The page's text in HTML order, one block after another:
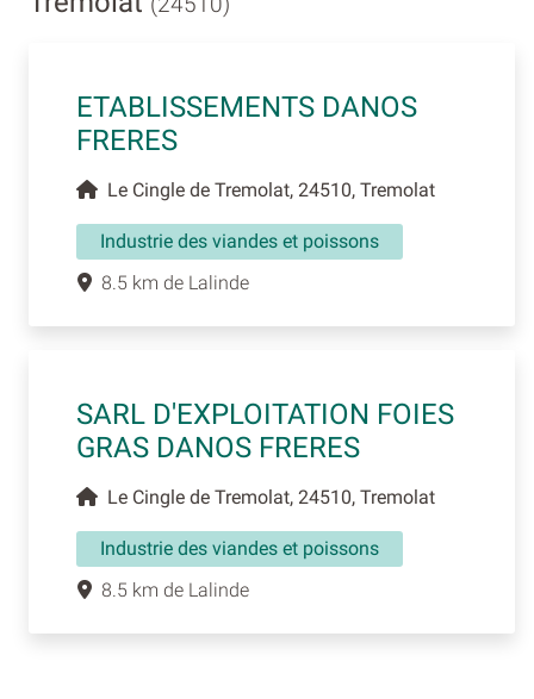
ETABLISSEMENTS DANOS
FRERES
Le Cingle de Tremolat, 24510, Tremolat
Industrie des viandes et poissons
8.5 km de Lalinde
SARL D'EXPLOITATION FOIES
GRAS DANOS FRERES
Le Cingle de Tremolat, 24510, Tremolat
Industrie des viandes et poissons
8.5 km de Lalinde